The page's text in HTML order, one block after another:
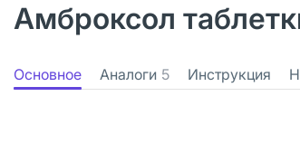
Амброксол
Основное Аналоги 5 Инструкция